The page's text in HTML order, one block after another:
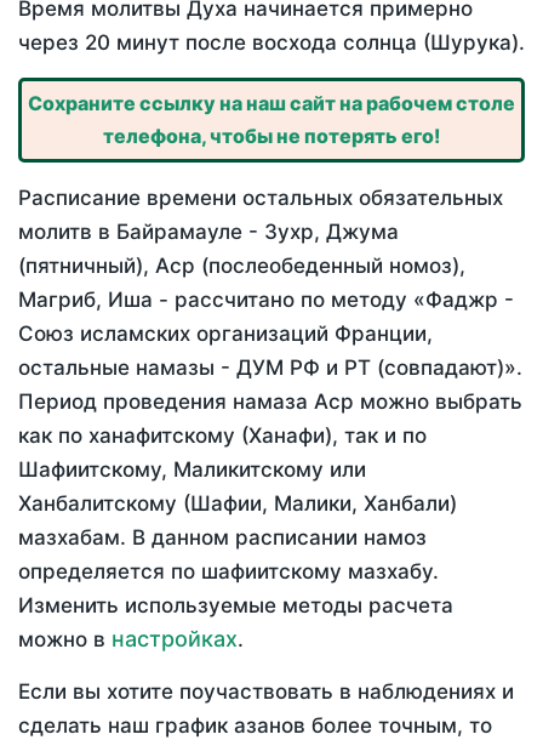
Время молитвы Духа начинается примерно
через 20 минут после восхода солнца (Шурука).
Сохраните ссылку на наш сайт на рабочем столе
телефона, чтобы не потерять его!
Расписание времени остальных обязательных
молитв в Байрамауле - Зухр, Джума
(пятничный), Аср (послеобеденный номоз),
Магриб, Иша - рассчитано по методу «Фаджр -
Союз исламских организаций Франции,
остальные намазы - ДУМ РФ и РТ (совпадают)».
Период проведения намаза Аср можно выбрать
как по ханафитскому (Ханафи), так и по
Шафиитскому, Маликитскому или
Ханбалитскому (Шафии, Малики, Ханбали)
мазхабам. В данном расписании намоз
определяется по шафиитскому мазхабу.
Изменить используемые методы расчета
можно в настройках.
Если вы хотите поучаствовать в наблюдениях и
сделать наш график азанов более точным, то